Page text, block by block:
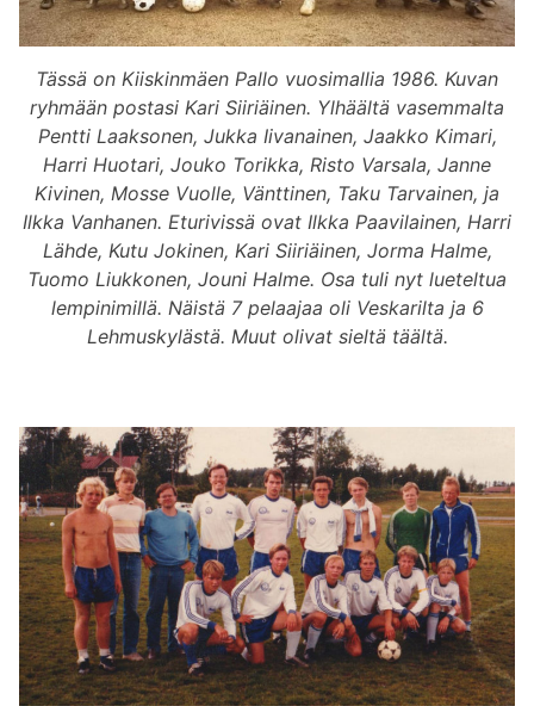
Tässä on Kiiskinmäen Pallo vuosimallia 1986. Kuvan
ryhmään postasi Kari Siiriäinen. Ylhäältä vasemmalta
Pentti Laaksonen, Jukka Iivanainen, Jaakko Kimari,
Harri Huotari, Jouko Torikka, Risto Varsala, Janne
Kivinen, Mosse Vuolle, Vänttinen, Taku Tarvainen, ja
Ilkka Vanhanen. Eturivissä ovat Ilkka Paavilainen, Harri
Lähde, Kutu Jokinen, Kari Siiriäinen, Jorma Halme,
Tuomo Liukkonen, Jouni Halme. Osa tuli nyt lueteltua
lempinimillä. Näistä 7 pelaajaa oli Veskarilta ja 6
Lehmuskylästä. Muut olivat sieltä täältä.